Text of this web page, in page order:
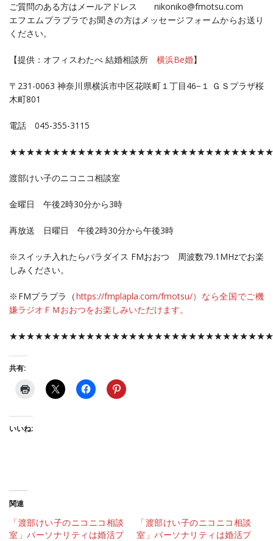
ご質問のある方はメールアドレス nikoniko@fmotsu.com
エフエムプラプラでお聞きの方はメッセージフォームからお送り
ください。
【提供：オフィスわたべ 結婚相談所 横浜Be婚】
〒231-0063 神奈川県横浜市中区花咲町１丁目46−１ ＧＳプラザ桜
木町801
電話 045-355-3115
渡部けい子のニコニコ相談室
金曜日 午後2時30分から3時
再放送 日曜日 午後2時30分から午後3時
※スイッチ入れたらパラダイス FMおおつ 周波数79.1MHzでお楽
しみください。
※FMプラプラ（https://fmplapla.com/fmotsu/）なら全国でご機
嫌ラジオＦＭおおつをお楽しみいただけます。
共有:
いいね:
関連
「渡部けい子のニコニコ相談
室」パーソナリティは婚活プ
「渡部けい子のニコニコ相談
室」パーソナリティは婚活プ